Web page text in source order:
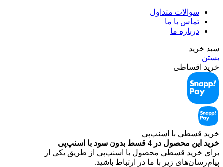
سوالات متداول
تماس با ما
درباره ما
سبد خرید
بستن
خرید اقساطی
خرید قسطی با اسنپ‌‌پی
خرید این محصول در 4 قسط بدون سود با اسنپ‌‌پی
برای خرید قسطی محصول با اسنپ‌‌پی از طریق یکی از
پیام‌رسان‌های زیر با ما در ارتباط باشید.